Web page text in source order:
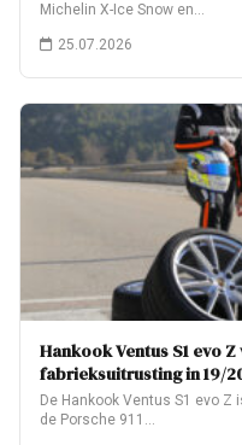
Michelin X-Ice Snow en…
25.07.2026
Hankook Ventus S1 evo
fabrieksuitrusting in 19/
De Hankook Ventus S1 evo
de Porsche 911…